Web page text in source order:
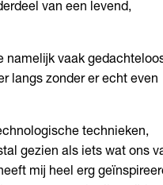
van een levend,
namelijk vaak
langs zonder er echt even
technieken,
gezien als iets wat ons
mij heel erg